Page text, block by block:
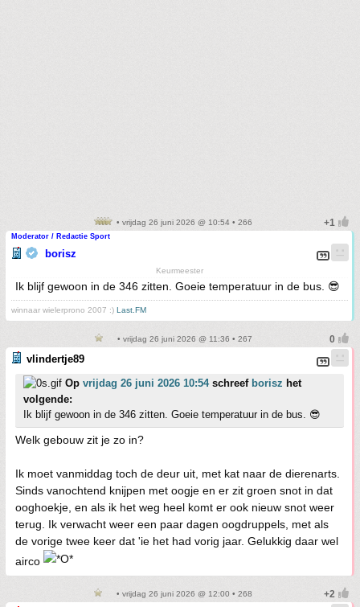
• vrijdag 26 juni 2026 @ 10:54 • 266
Moderator / Redactie Sport
borisz
Keurmeester
Ik blijf gewoon in de 346 zitten. Goeie temperatuur in de bus. 😎
winnaar wielerprono 2007 :) Last.FM
• vrijdag 26 juni 2026 @ 11:36 • 267
vlindertje89
Op vrijdag 26 juni 2026 10:54schreef borisz het
volgende:
Ik blijf gewoon in de 346 zitten. Goeie temperatuur in de bus. 😎
Welk gebouw zit je zo in?
Ik moet vanmiddag toch de deur uit, met kat naar de dierenarts.
Sinds vanochtend knijpen met oogje en er zit groen snot in dat
ooghoekje, en als ik het weg heel komt er ook nieuw snot weer
terug. Ik verwacht weer een paar dagen oogdruppels, met als
de vorige twee keer dat 'ie het had vorig jaar. Gelukkig daar wel
airco
• vrijdag 26 juni 2026 @ 12:00 • 268